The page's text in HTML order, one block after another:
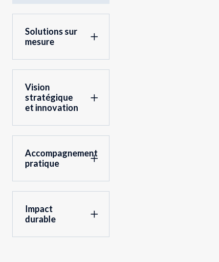
Solutions sur
mesure
Vision
stratégique
et innovation
Accompagnement
pratique
Impact
durable